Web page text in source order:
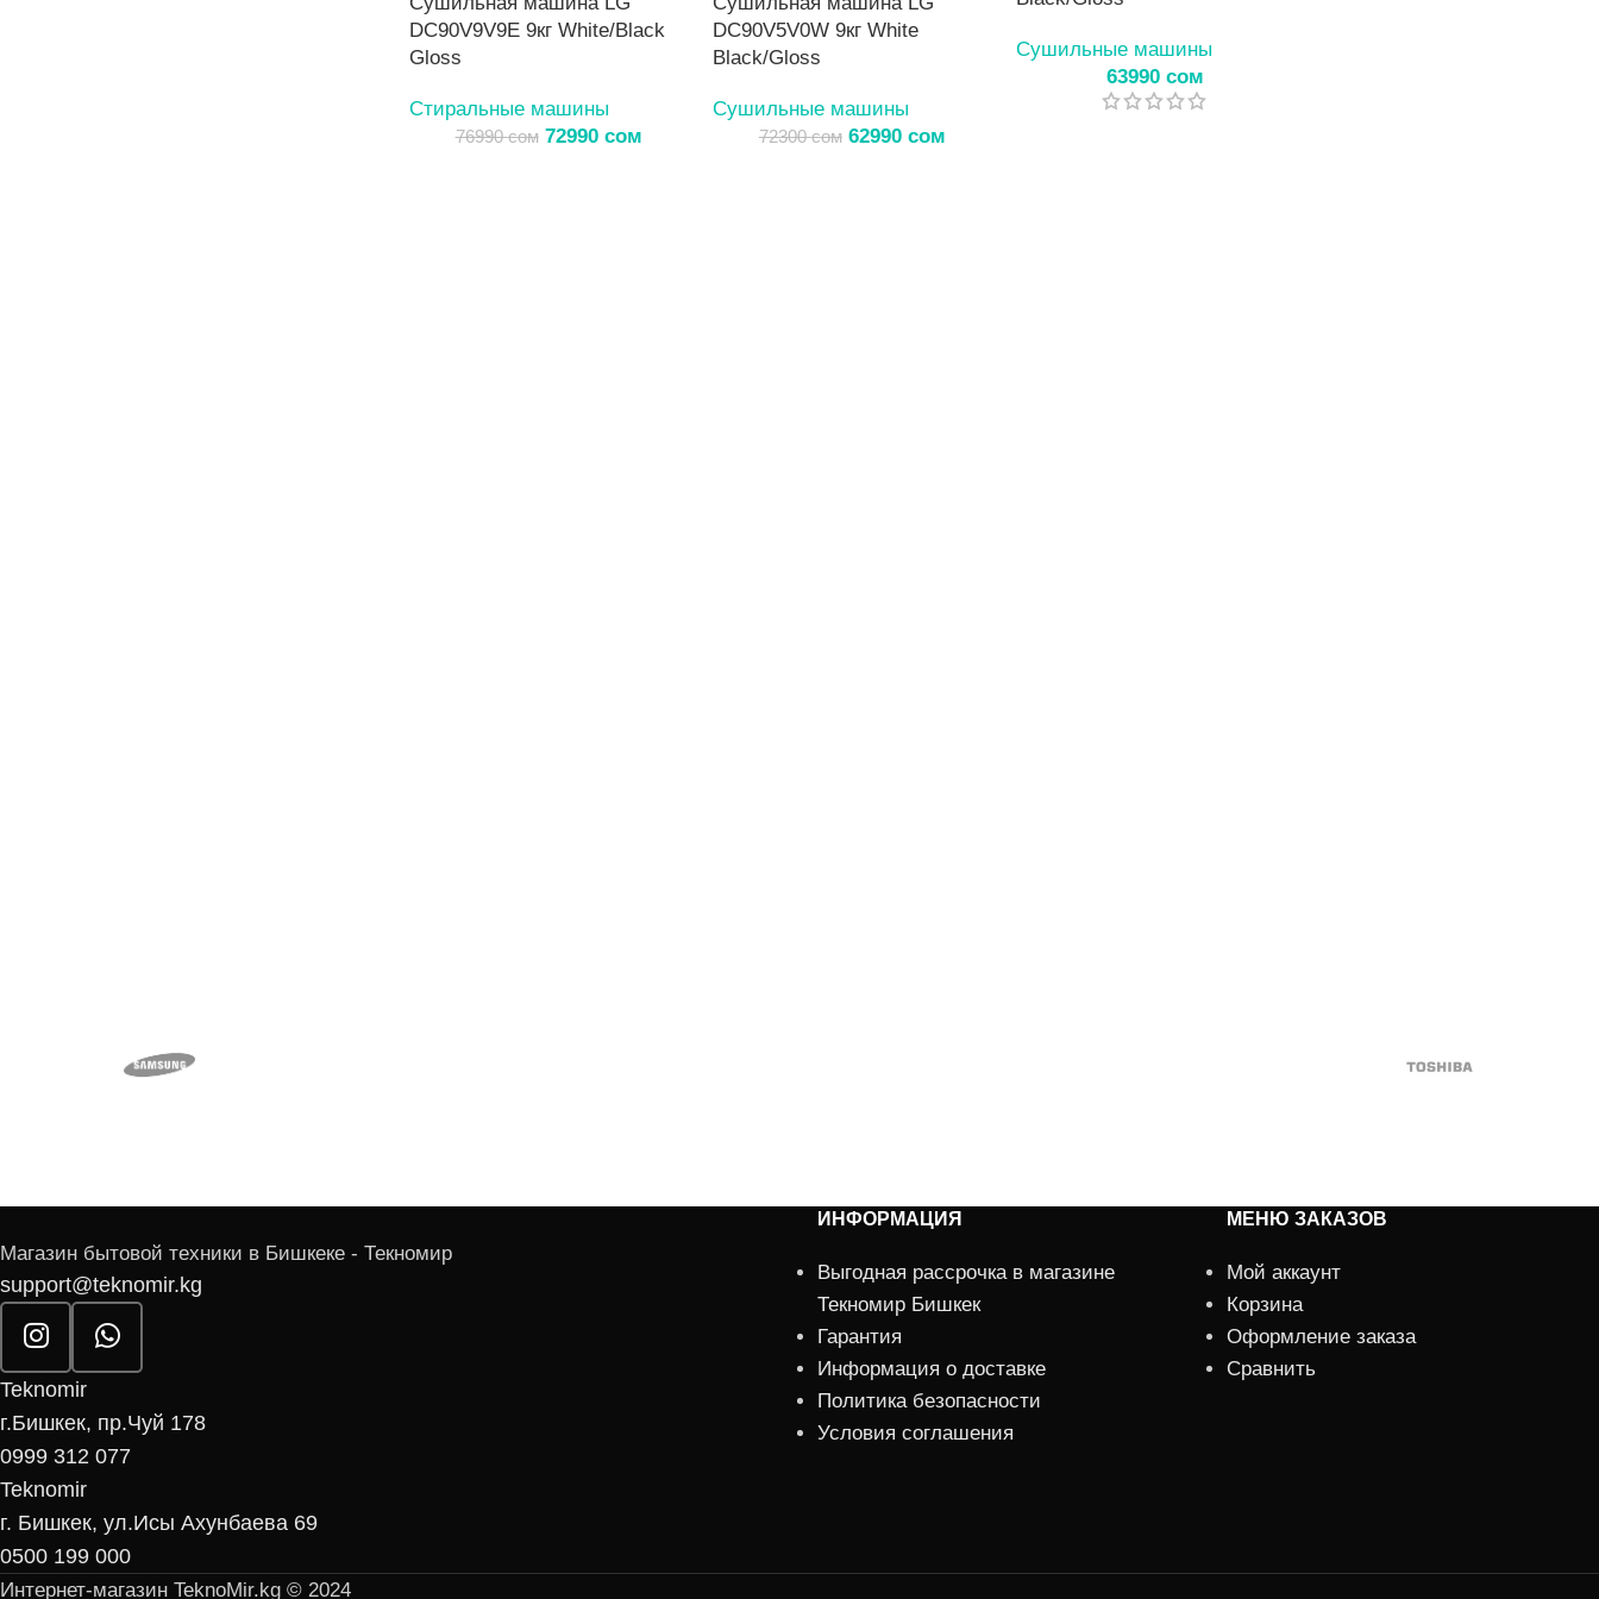
DC90V9V9E 9кг White/Black
Gloss
Стиральные машины
76990сом 72990 сом
DC90V5V0W 9кг White
Black/Gloss
Сушильные машины
72300сом 62990 сом
Сушильные машины
63990сом
Магазин бытовой техники в Бишкеке - Текномир
support@teknomir.kg
Teknomir
г.Бишкек, пр.Чуй 178
0999 312 077
Teknomir
г. Бишкек, ул.Исы Ахунбаева 69
0500 199 000
ИНФОРМАЦИЯ
Выгодная рассрочка в магазине
Текномир Бишкек
Гарантия
Информация о доставке
Политика безопасности
Условия соглашения
МЕНЮ ЗАКАЗОВ
Мой аккаунт
Корзина
Оформление заказа
Сравнить
Интернет-магазин TeknoMir.kg © 2024